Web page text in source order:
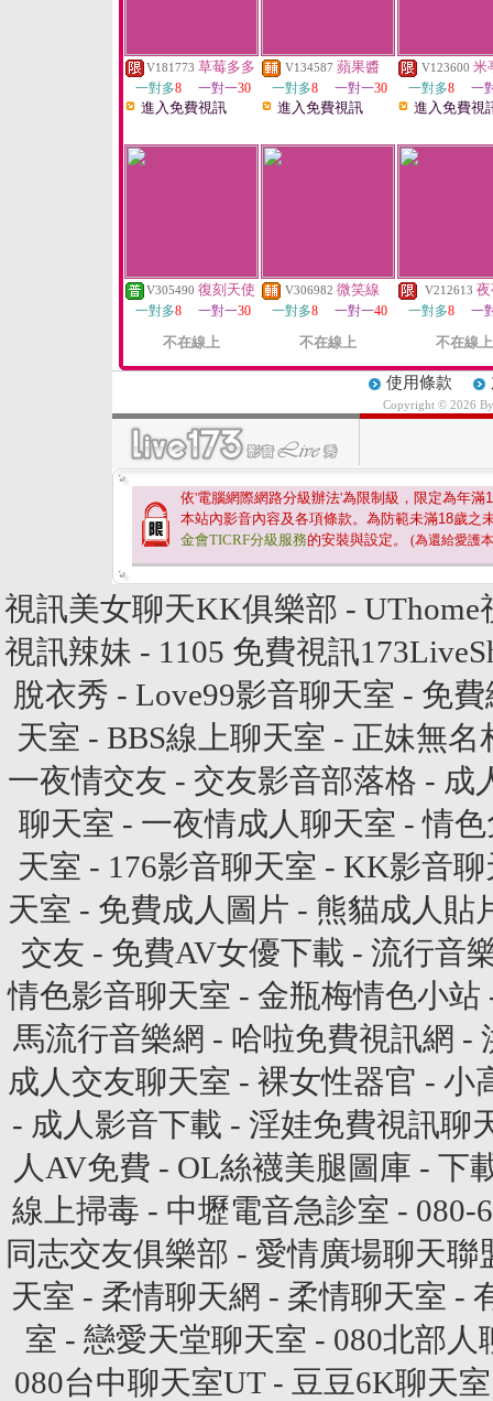
V181773 草莓多多
一對多8 一對一30
進入免費視訊
V134587 蘋果醬
一對多8 一對一30
進入免費視訊
V123600 米
一對多8 一
進入免費視
V305490 復刻天使
一對多8 一對一30
不在線上
V306982 微笑線
一對多8 一對一40
不在線上
V212613
一對多8 一
不在線上
使用條款
Copyright © 2026
依'電腦網際網路分級辦法'為限制級，限定為年滿
本站內影音內容及各項條款。為防範未滿18歲之
金會TICRF分級服務的安裝與設定。 (為還給愛護
視訊美女聊天KK俱樂部 - UThome
視訊辣妹 - 1105 免費視訊
脫衣秀 - Love99影音聊天室 - 免
天室 - BBS線上聊天室 - 正妹無名
一夜情交友 - 交友影音部落格 - 成
聊天室 - 一夜情成人聊天室 -情
天室 - 176影音聊天室 - KK影音聊
天室 - 免費成人圖片 - 熊貓成人貼
交友 - 免費AV女優下載 - 流行音
情色影音聊天室 - 金瓶梅情色小站
馬流行音樂網 - 哈啦免費視訊網 -
成人交友聊天室 - 裸女性器官 - 小
- 成人影音下載 - 淫娃免費視訊聊
人AV免費 - OL絲襪美腿圖庫 - 下
線上掃毒 - 中壢電音急診室 - 080-
同志交友俱樂部 - 愛情廣場聊天聯
天室 - 柔情聊天網 - 柔情聊天室 -
室 - 戀愛天堂聊天室 - 080北部人
080台中聊天室UT- 豆豆6K聊天室